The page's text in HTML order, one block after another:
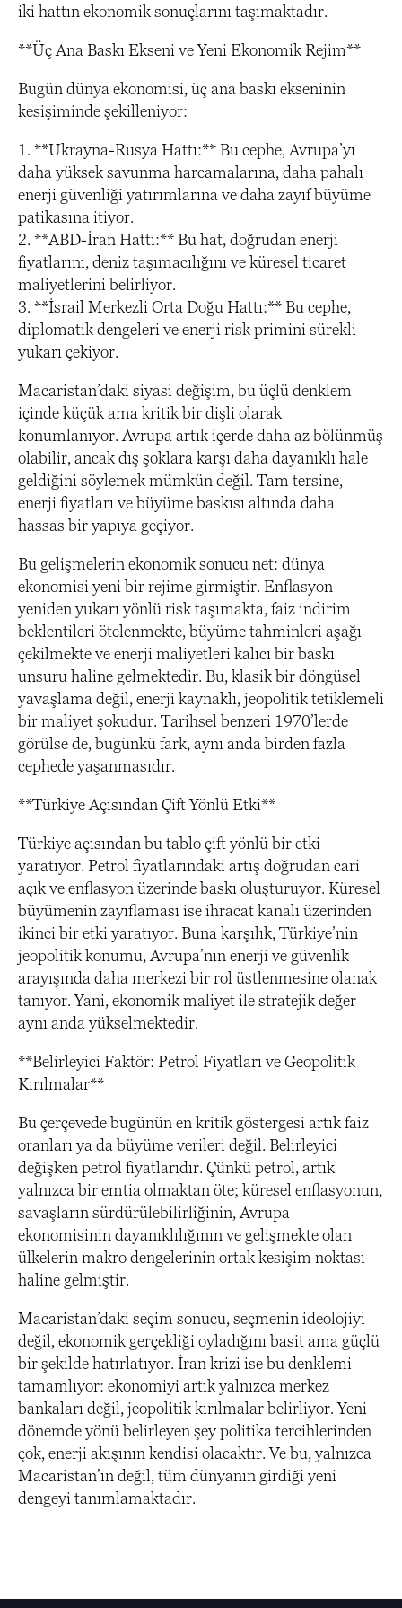
iki hattın ekonomik sonuçlarını taşımaktadır.
**Üç Ana Baskı Ekseni ve Yeni Ekonomik Rejim**
Bugün dünya ekonomisi, üç ana baskı ekseninin
kesişiminde şekilleniyor:
1. **Ukrayna-Rusya Hattı:** Bu cephe, Avrupa’yı
daha yüksek savunma harcamalarına, daha pahalı
enerji güvenliği yatırımlarına ve daha zayıf büyüme
patikasına itiyor.
2. **ABD-İran Hattı:** Bu hat, doğrudan enerji
fiyatlarını, deniz taşımacılığını ve küresel ticaret
maliyetlerini belirliyor.
3. **İsrail Merkezli Orta Doğu Hattı:** Bu cephe,
diplomatik dengeleri ve enerji risk primini sürekli
yukarı çekiyor.
Macaristan’daki siyasi değişim, bu üçlü denklem
içinde küçük ama kritik bir dişli olarak
konumlanıyor. Avrupa artık içerde daha az bölünmüş
olabilir, ancak dış şoklara karşı daha dayanıklı hale
geldiğini söylemek mümkün değil. Tam tersine,
enerji fiyatları ve büyüme baskısı altında daha
hassas bir yapıya geçiyor.
Bu gelişmelerin ekonomik sonucu net: dünya
ekonomisi yeni bir rejime girmiştir. Enflasyon
yeniden yukarı yönlü risk taşımakta, faiz indirim
beklentileri ötelenmekte, büyüme tahminleri aşağı
çekilmekte ve enerji maliyetleri kalıcı bir baskı
unsuru haline gelmektedir. Bu, klasik bir döngüsel
yavaşlama değil, enerji kaynaklı, jeopolitik tetiklemeli
bir maliyet şokudur. Tarihsel benzeri 1970’lerde
görülse de, bugünkü fark, aynı anda birden fazla
cephede yaşanmasıdır.
**Türkiye Açısından Çift Yönlü Etki**
Türkiye açısından bu tablo çift yönlü bir etki
yaratıyor. Petrol fiyatlarındaki artış doğrudan cari
açık ve enflasyon üzerinde baskı oluşturuyor. Küresel
büyümenin zayıflaması ise ihracat kanalı üzerinden
ikinci bir etki yaratıyor. Buna karşılık, Türkiye’nin
jeopolitik konumu, Avrupa’nın enerji ve güvenlik
arayışında daha merkezi bir rol üstlenmesine olanak
tanıyor. Yani, ekonomik maliyet ile stratejik değer
aynı anda yükselmektedir.
**Belirleyici Faktör: Petrol Fiyatları ve Geopolitik
Kırılmalar**
Bu çerçevede bugünün en kritik göstergesi artık faiz
oranları ya da büyüme verileri değil. Belirleyici
değişken petrol fiyatlarıdır. Çünkü petrol, artık
yalnızca bir emtia olmaktan öte; küresel enflasyonun,
savaşların sürdürülebilirliğinin, Avrupa
ekonomisinin dayanıklılığının ve gelişmekte olan
ülkelerin makro dengelerinin ortak kesişim noktası
haline gelmiştir.
Macaristan’daki seçim sonucu, seçmenin ideolojiyi
değil, ekonomik gerçekliği oyladığını basit ama güçlü
bir şekilde hatırlatıyor. İran krizi ise bu denklemi
tamamlıyor: ekonomiyi artık yalnızca merkez
bankaları değil, jeopolitik kırılmalar belirliyor. Yeni
dönemde yönü belirleyen şey politika tercihlerinden
çok, enerji akışının kendisi olacaktır. Ve bu, yalnızca
Macaristan’ın değil, tüm dünyanın girdiği yeni
dengeyi tanımlamaktadır.